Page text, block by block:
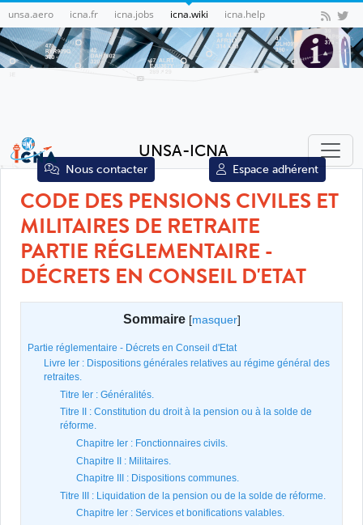
unsa.aero icna.fr icna.jobs icna.wiki icna.help
Nous contacter Espace adhérent
UNSA-ICNA
CODE DES PENSIONS CIVILES ET
MILITAIRES DE RETRAITE
PARTIE RÉGLEMENTAIRE -
DÉCRETS EN CONSEIL D'ETAT
Sommaire [masquer]
Partie réglementaire - Décrets en Conseil d'Etat
Livre Ier : Dispositions générales relatives au régime général des
retraites.
Titre Ier : Généralités.
Titre II : Constitution du droit à la pension ou à la solde de
réforme.
Chapitre Ier : Fonctionnaires civils.
Chapitre II : Militaires.
Chapitre III : Dispositions communes.
Titre III : Liquidation de la pension ou de la solde de réforme.
Chapitre Ier : Services et bonifications valables.